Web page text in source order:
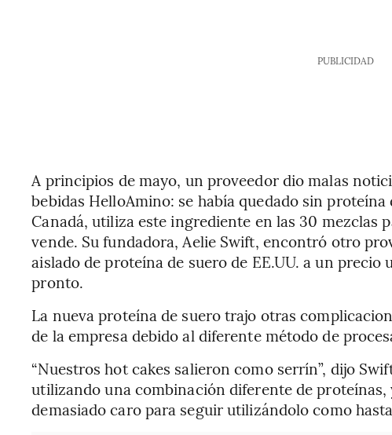
PUBLICIDAD
A principios de mayo, un proveedor dio malas
bebidas HelloAmino: se había quedado sin
Canadá, utiliza este ingrediente en las 30 mezclas
vende. Su fundadora, Aelie Swift, encontró otro
aislado de proteína de suero de EE.UU. a un
pronto.
La nueva proteína de suero trajo otras
de la empresa debido al diferente método de
“Nuestros hot cakes salieron como serrín”, dijo
utilizando una combinación diferente de proteínas,
demasiado caro para seguir utilizándolo como